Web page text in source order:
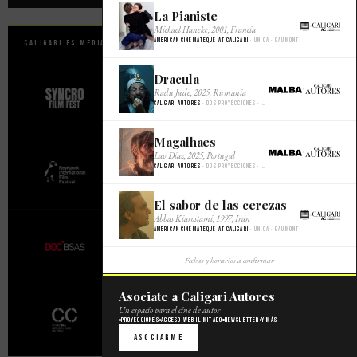
Caligari es Media Partner Oficial de
La Pianiste
Michael Haneke, 2001, Francia
American Cinemateque at Caligari · Única · Gaumont
×
Dracula
Radu Jude, 2025, Rumania
Caligari Autores · Dos proyecciones · Malba Cine
×
Magalhaes
Lav Diaz, 2025, Portugal
Caligari Autores · Dos proyecciones · Malba Cine
×
El sabor de las cerezas
Abbas Kiarostami, 1997, Irán
American Cinemateque at Caligari · Única · Gaumont
×
Fechas y horarios a confirmar
Asociate a Caligari Autores
Un espacio para el cine de autor
Proyecciones Acceso web ilimitado Newsletter Y más
Asociarme